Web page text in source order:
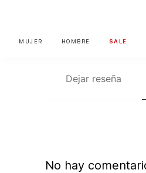
MUJER HOMBRE SALE
Dejar reseña
No hay